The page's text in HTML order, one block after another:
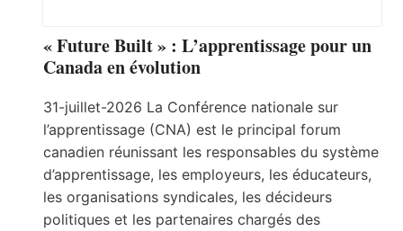
« Future Built » : L’apprentissage pour un
Canada en évolution
31-juillet-2026 La Conférence nationale sur
l’apprentissage (CNA) est le principal forum
canadien réunissant les responsables du système
d’apprentissage, les employeurs, les éducateurs,
les organisations syndicales, les décideurs
politiques et les partenaires chargés des